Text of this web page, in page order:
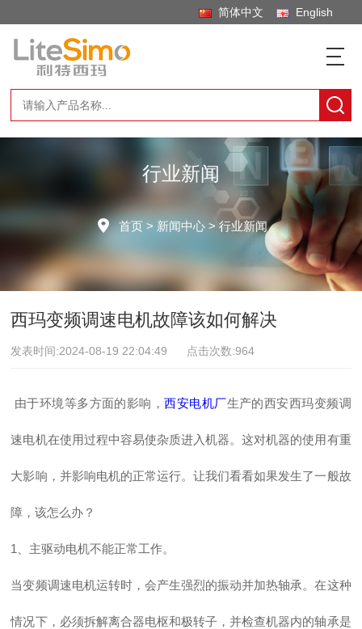
简体中文 English
行业新闻
首页> 新闻中心> 行业新闻
西玛变频调速电机故障该如何解决
发表时间:2024-08-19 22:04:49 点击次数:964
由于环境等多方面的影响，西安电机厂生产的西安西玛变频调
速电机在使用过程中容易使杂质进入机器。这对机器的使用有重
大影响，并影响电机的正常运行。让我们看看如果发生了一般故
障，该怎么办？
1、主驱动电机不能正常工作。
当变频调速电机运转时，会产生强烈的振动并加热轴承。在这种
情况下，必须拆解离合器电枢和极转子，并检查机器内的轴承是